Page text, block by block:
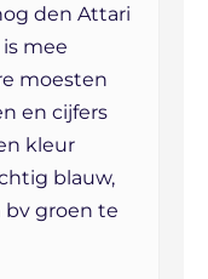
den Attari
mee
moesten
en cijfers
kleur
blauw,
groen te